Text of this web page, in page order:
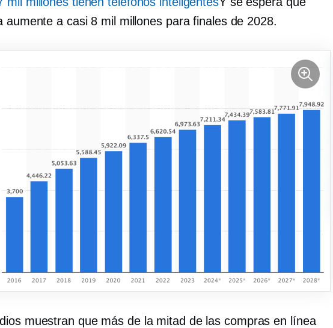
aumente a casi 8 mil millones para finales de 2028.
muestran que más de la mitad de las compras en línea